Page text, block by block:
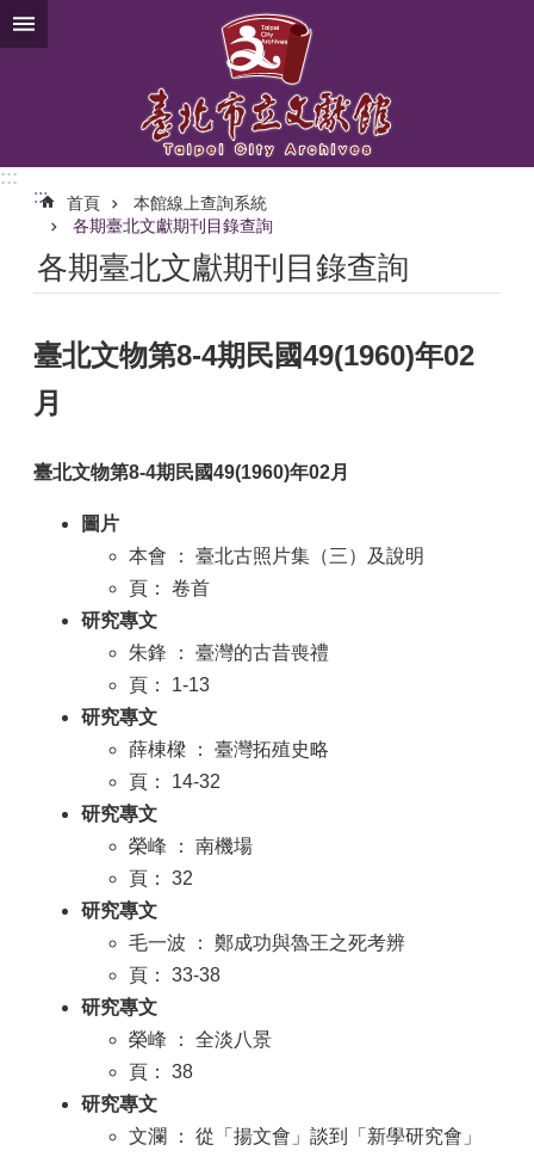
跳到主要內容區塊
:::
:::
首頁
本館線上查詢系統
各期臺北文獻期刊目錄查詢
各期臺北文獻期刊目錄查詢
臺北文物第8-4期民國49(1960)年02
月
臺北文物第8-4期民國49(1960)年02月
圖片
本會 ： 臺北古照片集（三）及說明
頁： 卷首
研究專文
朱鋒 ： 臺灣的古昔喪禮
頁： 1-13
研究專文
薛棟樑 ： 臺灣拓殖史略
頁： 14-32
研究專文
榮峰 ： 南機場
頁： 32
研究專文
毛一波 ： 鄭成功與魯王之死考辨
頁： 33-38
研究專文
榮峰 ： 全淡八景
頁： 38
研究專文
文瀾 ： 從「揚文會」談到「新學研究會」